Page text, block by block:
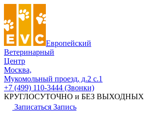
Европейский
Ветеринарный
Центр
Москва,
Мукомольный проезд, д.2 с.1
+7 (499) 110-3444 (Звонки)
КРУГЛОСУТОЧНО и БЕЗ ВЫХОДНЫХ
Записаться Запись